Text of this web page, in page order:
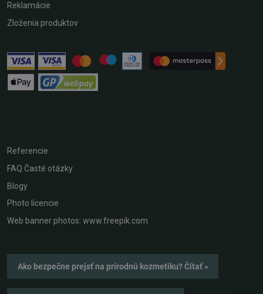
Reklamácie
Zloženia produktov
Referencie
FAQ Časté otázky
Blogy
Photo licencie
Web banner photos: www.freepik.com
Ako bezpečne prejsť na prírodnú kozmetiku? Čítať »